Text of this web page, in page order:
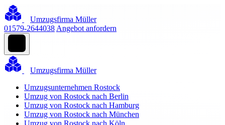
Umzugsfirma Müller
01579-2644038 Angebot anfordern
Umzugsfirma Müller
Umzugsunternehmen Rostock
Umzug von Rostock nach Berlin
Umzug von Rostock nach Hamburg
Umzug von Rostock nach München
Umzug von Rostock nach Köln